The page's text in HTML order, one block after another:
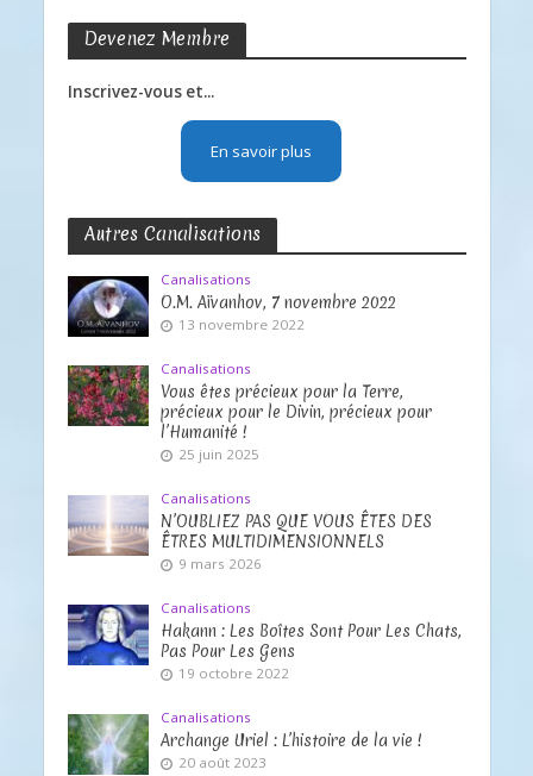
Devenez Membre
Inscrivez-vous et...
En savoir plus
Autres Canalisations
Canalisations
O.M. Aïvanhov, 7 novembre 2022
13 novembre 2022
Canalisations
Vous êtes précieux pour la Terre,
précieux pour le Divin, précieux pour
l’Humanité !
25 juin 2025
Canalisations
N’OUBLIEZ PAS QUE VOUS ÊTES DES
ÊTRES MULTIDIMENSIONNELS
9 mars 2026
Canalisations
Hakann : Les Boîtes Sont Pour Les Chats,
Pas Pour Les Gens
19 octobre 2022
Canalisations
Archange Uriel : L’histoire de la vie !
20 août 2023